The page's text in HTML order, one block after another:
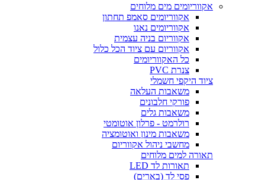
אקווריומים מים מלוחים
אקווריומים סאמפ תחתון
אקווריומים נאנו
אקווריום בניה עצמית
אקווריום עם ציוד הכל כלול
כל האקווריומים
צנרת PVC
ציוד היקפי חשמלי
משאבות העלאה
פורקי חלבונים
משאבות גלים
רולרמט - פרלון אוטומטי
משאבות מינון ואוטומציה
מחשבי ניהול אקווריום
תאורה למים מלוחים
תאורות לד LED
פסי לד (בארים)